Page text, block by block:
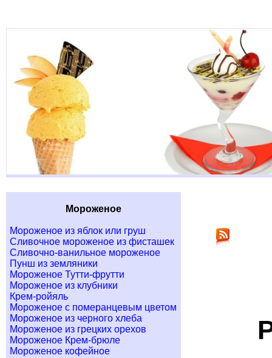
Мороженое
Мороженое из яблок или груш
Сливочное мороженое из фисташек
Сливочно-ванильное мороженое
Пунш из земляники
Мороженое Тутти-фрутти
Мороженое из клубники
Крем-ройяль
Мороженое с померанцевым цветом
Мороженое из черного хлеба
Мороженое из грецких орехов
Мороженое Крем-брюле
Мороженое кофейное